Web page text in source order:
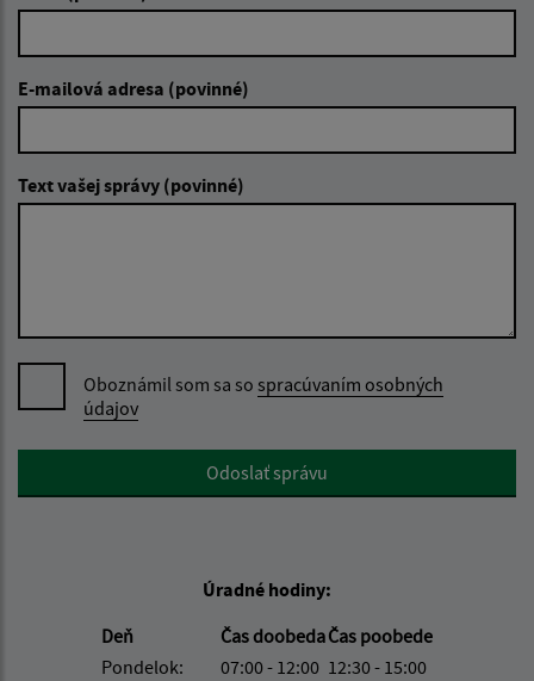
E-mailová adresa (povinné)
Text vašej správy (povinné)
Oboznámil som sa so spracúvaním osobných
údajov
Google reCaptcha ResponseOdoslať správu
Úradné hodiny:
Deň
Čas doobedaČas poobede
Pondelok:
07:00 - 12:00 12:30 - 15:00